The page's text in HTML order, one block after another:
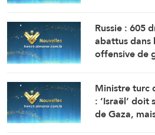
Russie : 605
abattus dans
offensive de
Ministre turc
: ‘Israël’
de Gaza,